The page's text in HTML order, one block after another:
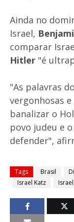
Ainda no
Israel,
comparar
Hitler "é
"As palavras
vergonhosas
banalizar o
povo judeu e
defender",
Tags Brasil
Israel Katz